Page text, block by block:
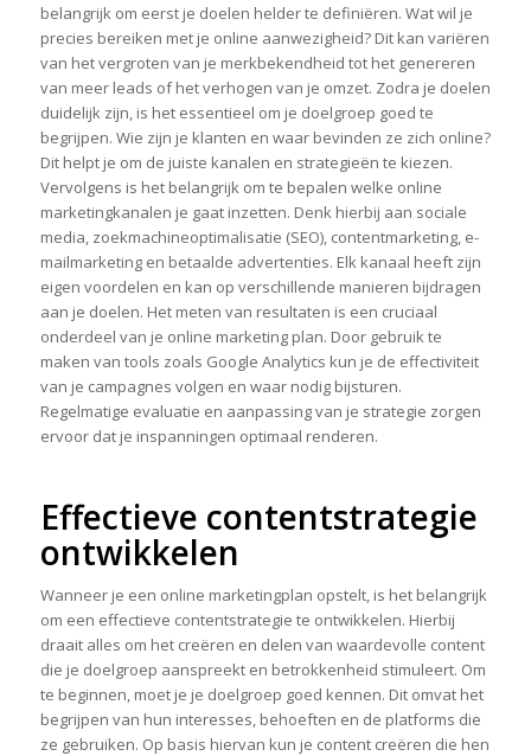
belangrijk om eerst je doelen helder te definiëren. Wat wil je
precies bereiken met je online aanwezigheid? Dit kan variëren
van het vergroten van je merkbekendheid tot het genereren
van meer leads of het verhogen van je omzet. Zodra je doelen
duidelijk zijn, is het essentieel om je doelgroep goed te
begrijpen. Wie zijn je klanten en waar bevinden ze zich online?
Dit helpt je om de juiste kanalen en strategieën te kiezen.
Vervolgens is het belangrijk om te bepalen welke online
marketingkanalen je gaat inzetten. Denk hierbij aan sociale
media, zoekmachineoptimalisatie (SEO), contentmarketing, e-
mailmarketing en betaalde advertenties. Elk kanaal heeft zijn
eigen voordelen en kan op verschillende manieren bijdragen
aan je doelen. Het meten van resultaten is een cruciaal
onderdeel van je online marketing plan. Door gebruik te
maken van tools zoals Google Analytics kun je de effectiviteit
van je campagnes volgen en waar nodig bijsturen.
Regelmatige evaluatie en aanpassing van je strategie zorgen
ervoor dat je inspanningen optimaal renderen.
Effectieve contentstrategie
ontwikkelen
Wanneer je een online marketingplan opstelt, is het belangrijk
om een effectieve contentstrategie te ontwikkelen. Hierbij
draait alles om het creëren en delen van waardevolle content
die je doelgroep aanspreekt en betrokkenheid stimuleert. Om
te beginnen, moet je je doelgroep goed kennen. Dit omvat het
begrijpen van hun interesses, behoeften en de platforms die
ze gebruiken. Op basis hiervan kun je content creëren die hen